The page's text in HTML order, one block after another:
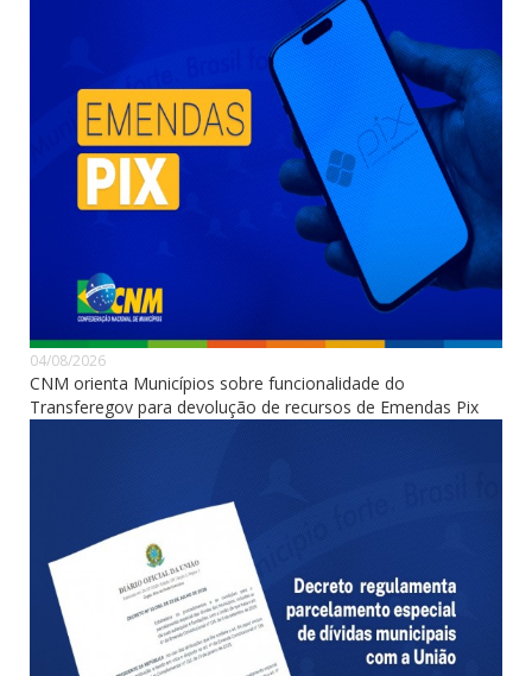
04/08/2026
CNM orienta Municípios sobre funcionalidade do
Transferegov para devolução de recursos de Emendas Pix